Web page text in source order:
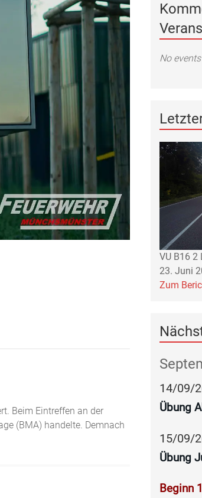
Beim Eintreffen an der
(BMA) handelte. Demnach
No
VU B16 2
23. Juni
Zum
14/09/
Übung
15/09/
Übung
Beginn